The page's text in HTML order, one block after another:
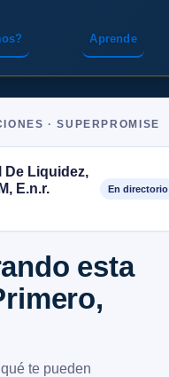
Aprende
· SUPERPROMISE
De Liquidez,
E.n.r.
En directorio
esta
te pueden